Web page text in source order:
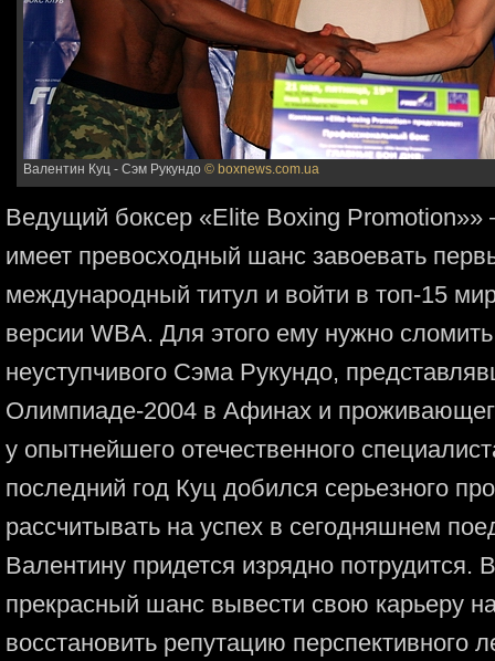
Валентин Куц - Сэм Рукундо © boxnews.com.ua
Ведущий боксер «Elite Boxing Promotion»»
имеет превосходный шанс завоевать
международный титул и войти в топ-15
версии WBA. Для этого ему нужно
неуступчивого Сэма Рукундо,
Олимпиаде-2004 в Афинах и
у опытнейшего отечественного
последний год Куц добился серьезного
рассчитывать на успех в сегодняшнем
Валентину придется изрядно потрудится.
прекрасный шанс вывести свою карьеру
восстановить репутацию перспективного